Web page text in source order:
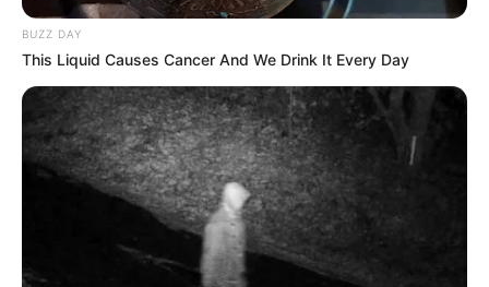
BUZZ DAY
This Liquid Causes Cancer And We Drink It Every Day